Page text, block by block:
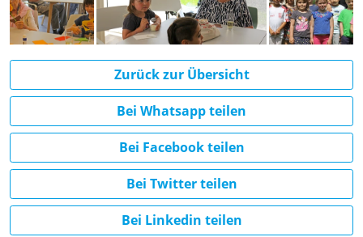
Zurück zur Übersicht
Bei Whatsapp teilen
Bei Facebook teilen
Bei Twitter teilen
Bei Linkedin teilen